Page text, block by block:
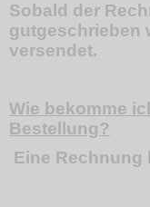
Sobald der
gutgeschrieben
versendet.
Wie bekomme
Bestellung?
Eine Rechnung